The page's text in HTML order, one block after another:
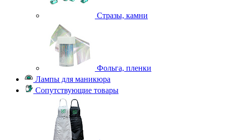
Стразы, камни
Фольга, пленки
Лампы для маникюра
Сопутствующие товары